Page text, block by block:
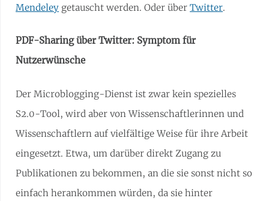
Mendeley getauscht werden. Oder überTwitter.
PDF-Sharing über Twitter: Symptom für
Nutzerwünsche
Der Microblogging-Dienst ist zwar kein spezielles
S2.0-Tool, wird aber von Wissenschaftlerinnen und
Wissenschaftlern auf vielfältige Weise für ihre Arbeit
eingesetzt. Etwa, um darüber direkt Zugang zu
Publikationen zu bekommen, an die sie sonst nicht so
einfach herankommen würden, da sie hinter